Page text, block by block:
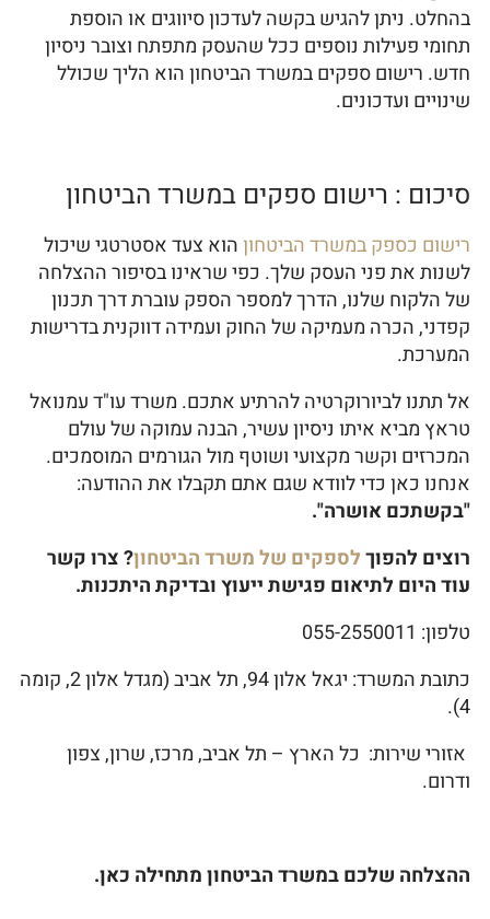
בהחלט. ניתן להגיש בקשה לעדכון סיווגים או הוספת
תחומי פעילות נוספים ככל שהעסק מתפתח וצובר ניסיון
חדש. רישום ספקים במשרד הביטחון הוא הליך שכולל
שינויים ועדכונים.
סיכום : רישום ספקים במשרד הביטחון
רישום כספק במשרד הביטחוןהוא צעד אסטרטגי שיכול
לשנות את פני העסק שלך. כפי שראינו בסיפור ההצלחה
של הלקוח שלנו, הדרך למספר הספק עוברת דרך תכנון
קפדני, הכרה מעמיקה של החוק ועמידה דווקנית בדרישות
המערכת.
אל תתנו לביורוקרטיה להרתיע אתכם. משרד עו"ד עמנואל
טראץ מביא איתו ניסיון עשיר, הבנה עמוקה של עולם
המכרזים וקשר מקצועי ושוטף מול הגורמים המוסמכים.
אנחנו כאן כדי לוודא שגם אתם תקבלו את ההודעה:
"בקשתכם אושרה".
רוצים להפוךלספקים של משרד הביטחון? צרו קשר
עוד היום לתיאום פגישת ייעוץ ובדיקת היתכנות.
טלפון: 055-2550011
כתובת המשרד: יגאל אלון 94, תל אביב (מגדל אלון 2, קומה
4).
אזורי שירות: כל הארץ – תל אביב, מרכז, שרון, צפון
ודרום.
ההצלחה שלכם במשרד הביטחון מתחילה כאן.